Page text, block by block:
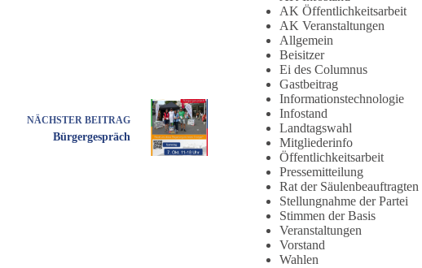
NÄCHSTER BEITRAG
Bürgergespräch
AK Öffentlichkeitsarbeit
AK Veranstaltungen
Allgemein
Beisitzer
Ei des Columnus
Gastbeitrag
Informationstechnologie
Infostand
Landtagswahl
Mitgliederinfo
Öffentlichkeitsarbeit
Pressemitteilung
Rat der Säulenbeauftragten
Stellungnahme der Partei
Stimmen der Basis
Veranstaltungen
Vorstand
Wahlen